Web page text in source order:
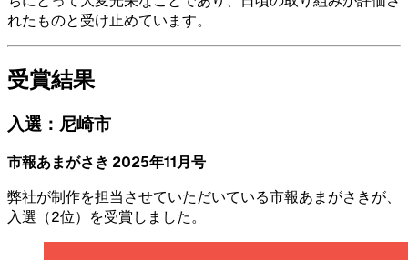
れたものと受け止めています。
受賞結果
入選：尼崎市
市報あまがさき 2025年11月号
弊社が制作を担当させていただいている市報あまがさきが、
入選（2位）を受賞しました。